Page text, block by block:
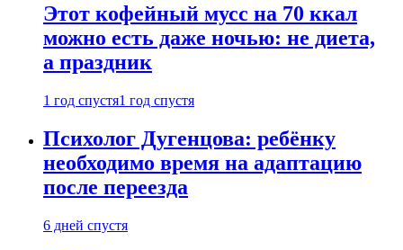
Этот кофейный мусс на 70 ккал
можно есть даже ночью: не диета,
а праздник
1 год спустя1 год спустя
Психолог Дугенцова: ребёнку
необходимо время на адаптацию
после переезда
6 дней спустя